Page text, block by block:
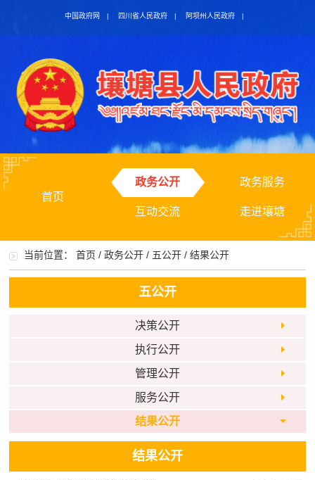
中国政府网 | 四川省人民政府 | 阿坝州人民政府 |
首页
政务公开 政务服务
互动交流 走进壤塘
当前位置：首页 /政务公开 / 五公开 /结果公开
五公开
决策公开
执行公开
管理公开
服务公开
结果公开
结果公开